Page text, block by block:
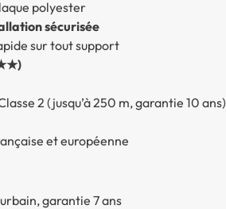
polyester
sécurisée
sur tout support
2 (jusqu’à 250 m, garantie 10 ans)
et européenne
garantie 7 ans